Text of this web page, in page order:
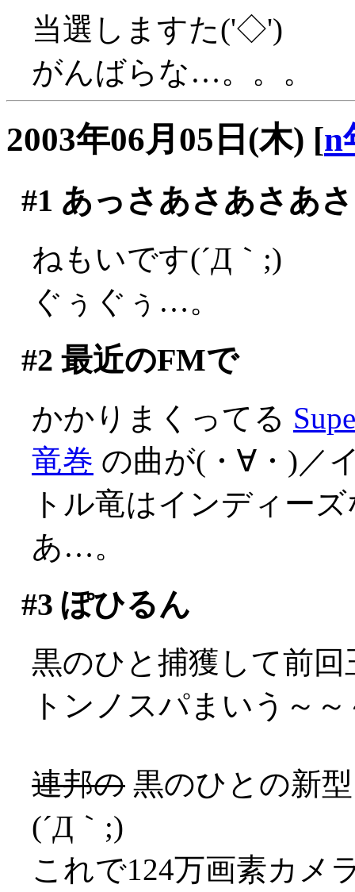
当選しますた('◇')ゞ
がんばらな…。。。
2003年06月05日(木) [n
#1 あっさあさあさあ
ねもいです(´Д｀;)
ぐぅぐぅ…。
#2 最近のFMで
かかりまくってる
竜巻 の曲が(・∀・)／
トル竜はインディー
あ…。
#3 ぽひるん
黒のひと捕獲して前
トンノスパまいう～
連邦の 黒のひとの新
(´Д｀;)
これで124万画素カメ